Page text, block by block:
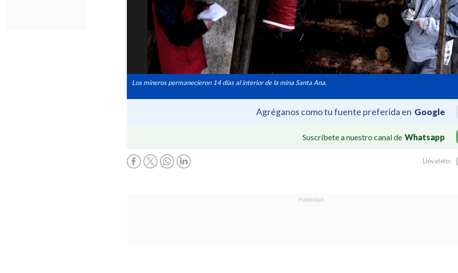
Los mineros permanecieron 14 días al interior de la mina Santa Ana.
Agréganos como tu fuente preferida en Google
Suscríbete a nuestro canal de Whatsapp
Llévatelo: